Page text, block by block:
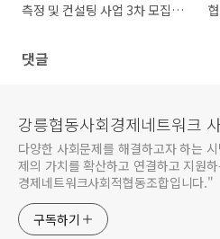
측정 및 컨설팅 사업 3차 모집공
댓글
강릉협동사회경제네트워크
다양한 사회문제를 해결하고자 하는
제의 가치를 확산하고 연결하고 지원
경제네트워크사회적협동조합입니다."
구독하기